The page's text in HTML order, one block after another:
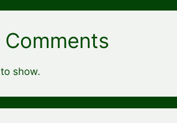
Comments
show.